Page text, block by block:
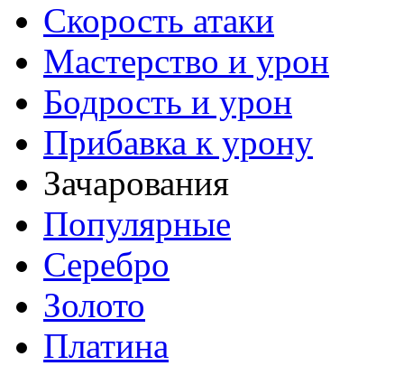
Скорость атаки
Мастерство и урон
Бодрость и урон
Прибавка к урону
Зачарования
Популярные
Серебро
Золото
Платина